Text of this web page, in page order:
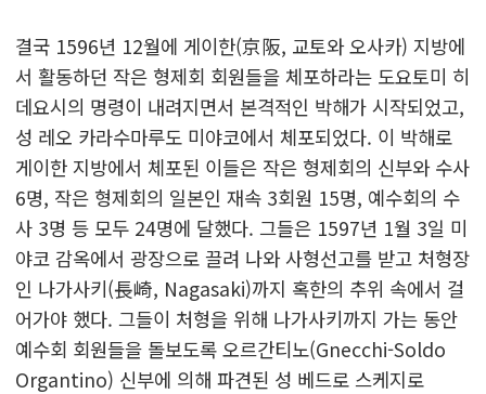
결국 1596년 12월에 게이한(京阪, 교토와 오사카) 지방에
서 활동하던 작은 형제회 회원들을 체포하라는 도요토미 히
데요시의 명령이 내려지면서 본격적인 박해가 시작되었고,
성 레오 카라수마루도 미야코에서 체포되었다. 이 박해로
게이한 지방에서 체포된 이들은 작은 형제회의 신부와 수사
6명, 작은 형제회의 일본인 재속 3회원 15명, 예수회의 수
사 3명 등 모두 24명에 달했다. 그들은 1597년 1월 3일 미
야코 감옥에서 광장으로 끌려 나와 사형선고를 받고 처형장
인 나가사키(長崎, Nagasaki)까지 혹한의 추위 속에서 걸
어가야 했다. 그들이 처형을 위해 나가사키까지 가는 동안
예수회 회원들을 돌보도록 오르간티노(Gnecchi-Soldo
Organtino) 신부에 의해 파견된 성 베드로 스케지로